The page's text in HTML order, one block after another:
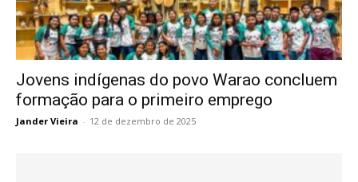
Jovens indígenas do povo Warao concluem
formação para o primeiro emprego
Jander Vieira - 12 de dezembro de 2025